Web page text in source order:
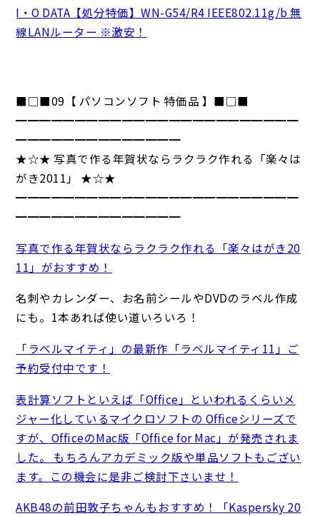
I・O DATA【処分特価】WN-G54/R4 IEEE802.11g/b 無
線LANルーター ※激安！
■□■09【 パソコンソフト 特価品 】■□■
━━━━━━━━━━━━━━━━━━━━━━━━
━━━━━━━━━━━━━━
★☆★ 写真で作る年賀状ならラクラク作れる「楽々は
がき2011」 ★☆★
━━━━━━━━━━━━━━━━━━━━━━━━
━━━━━━━━━━━━━━
写真で作る年賀状ならラクラク作れる「楽々はがき20
11」がおすすめ！
名刺やカレンダー、お名前シールやDVDのラベル作成
にも。1本あれば使い道いろいろ！
「ラベルマイティ」の最新作「ラベルマイティ11」ご
予約受付中です！
表計算ソフトといえば「Office」といわれるくらいメ
ジャー化しているマイクロソフトの Officeシリーズで
すが、OfficeのMac版「Office for Mac」が発売されま
した。 もちろんアカデミック版や単品ソフトもござい
ます。この機会に是非ご検討下さいませ！
AKB48の前田敦子ちゃんもおすすめ！「Kaspersky 20